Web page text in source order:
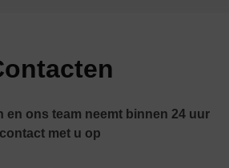
en ons team neemt binnen 24 uur
contact met u op